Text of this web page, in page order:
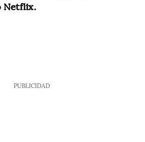
Netflix.
PUBLICIDAD